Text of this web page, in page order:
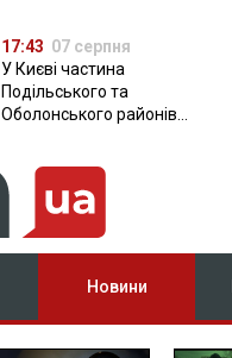
17:43 07 серпня
У Києві частина
Подільського та
Оболонського районів
Новини